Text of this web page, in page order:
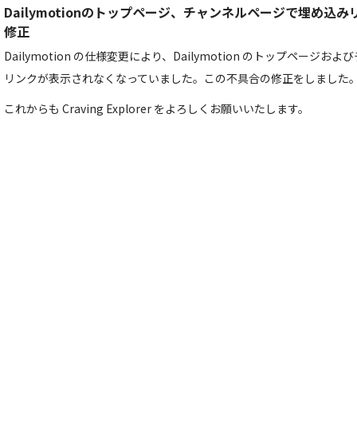
Dailymotionのトップページ、チャンネルページで埋め込み
修正
Dailymotion の仕様変更により、Dailymotion のトップページおよび
リンクが表示されなくなっていました。この不具合の修正をしました
これからも Craving Explorer をよろしくお願いいたします。